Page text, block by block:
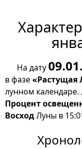
На дату
в фазе«Растущая
лунном календаре.
Процент
ВосходЛуны в